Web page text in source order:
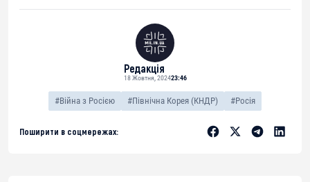
Редакція
18 Жовтня, 202423:46
#Війна з Росією #Північна Корея (КНДР) #Росія
Поширити в соцмережах: